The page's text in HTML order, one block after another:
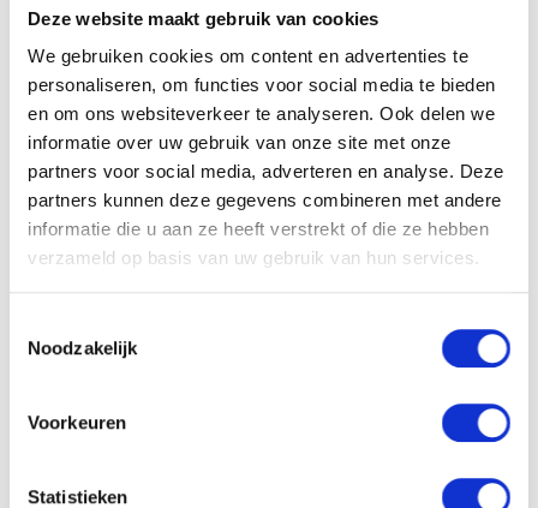
Deze website maakt gebruik van cookies
We gebruiken cookies om content en advertenties te
personaliseren, om functies voor social media te bieden
en om ons websiteverkeer te analyseren. Ook delen we
informatie over uw gebruik van onze site met onze
partners voor social media, adverteren en analyse. Deze
partners kunnen deze gegevens combineren met andere
informatie die u aan ze heeft verstrekt of die ze hebben
verzameld op basis van uw gebruik van hun services.
Noodzakelijk
Voorkeuren
Statistieken
± 24 uur